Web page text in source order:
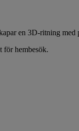
en 3D-ritning med
för hembesök.